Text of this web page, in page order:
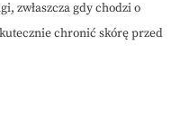
zwłaszcza gdy chodzi o
chronić skórę przed